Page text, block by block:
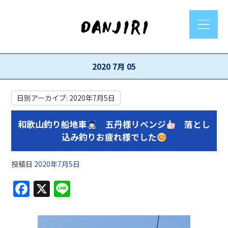
2020 7月 05
日別アーカイブ: 2020年7月5日
和歌山釣り船地車 五丹様リベンジ
落とし
込み釣りお疲れ様でした
投稿日 2020年7月5日
F
a
c
X
e